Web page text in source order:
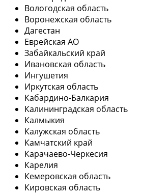
Вологодская область
Воронежская область
Дагестан
Еврейская АО
Забайкальский край
Ивановская область
Ингушетия
Иркутская область
Кабардино-Балкария
Калининградская область
Калмыкия
Калужская область
Камчатский край
Карачаево-Черкесия
Карелия
Кемеровская область
Кировская область